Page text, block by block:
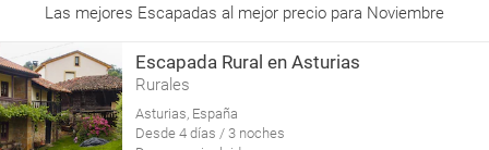
Las mejores Escapadas al mejor precio para Noviembre
Escapada Rural en Asturias
Rurales
Asturias, España
Desde 4 días / 3 noches